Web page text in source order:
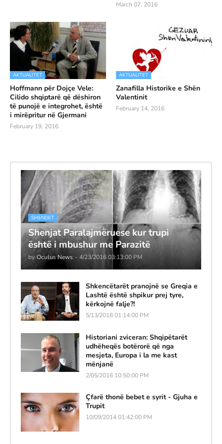
March 07, 2016
AKTUALITET
Hoffmann për Dojçe Vele:
Cilido shqiptarë që dëshiron
të punojë e integrohet, është
i mirëpritur në Gjermani
February 19, 2016
AKTUALITET
Zanafilla Historike e Shën
Valentinit
February 14, 2016
SHENDET
Shenjat Paralajmëruese kur trupi
është i mbushur me Parazitë
by Oculus News - 4/23/2016 03:13:00 PM
Shkencëtarët pranojnë se Greqia e
Lashtë është shpikur prej tyre,
kërkojnë falje?!
5/13/2018 01:14:00 PM
Historiani zviceran: Shqipëtarët
udhëheqës botërorë që nga
mesjeta, Europa i la me kast
mënjanë
2/05/2016 10:50:00 PM
Çfarë thonë bebet e syrit - Gjuha e
Trupit
10/09/2014 01:42:00 PM